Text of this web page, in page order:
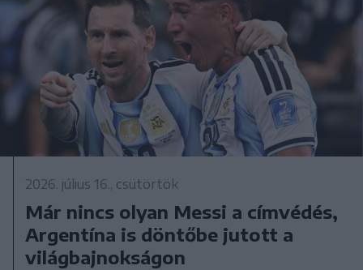
2026. július 16., csütörtök
Már nincs olyan Messi a címvédés,
Argentína is döntőbe jutott a
világbajnokságon